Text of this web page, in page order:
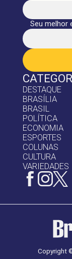
DESTAQUE
BRASÍLIA
BRASIL
POLÍTICA
ECONOMIA
ESPORTES
COLUNAS
CULTURA
VARIEDADES
Seu melhor
Copyright